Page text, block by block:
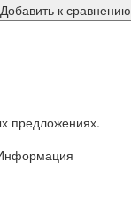
к сравнению
предложениях.